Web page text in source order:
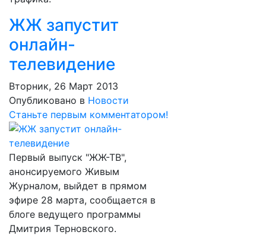
ЖЖ запустит
онлайн-
телевидение
Вторник, 26 Март 2013
Опубликовано в Новости
Станьте первым комментатором!
Первый выпуск "ЖЖ-ТВ",
анонсируемого Живым
Журналом, выйдет в прямом
эфире 28 марта, сообщается в
блоге ведущего программы
Дмитрия Терновского.